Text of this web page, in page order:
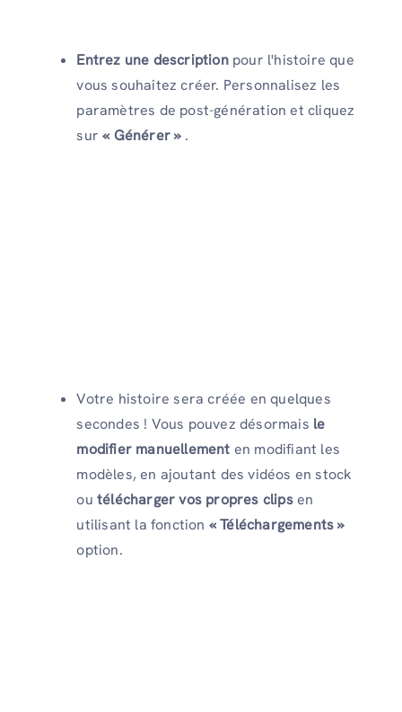
Entrez une descriptionpour l'histoire que
vous souhaitez créer. Personnalisez les
paramètres de post-génération et cliquez
sur« Générer » .
Votre histoire sera créée en quelques
secondes ! Vous pouvez désormais le
modifier manuellement en modifiant les
modèles, en ajoutant des vidéos en stock
ou télécharger vos propres clipsen
utilisant la fonction « Téléchargements »
option.